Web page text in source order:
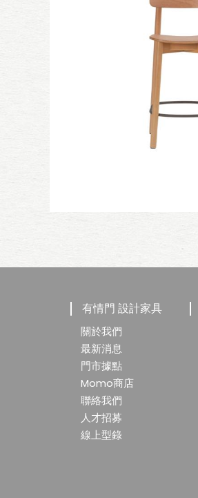
有情門 設計家具
關於我們
最新消息
門市據點
Momo商店
聯絡我們
人才招募
線上型錄